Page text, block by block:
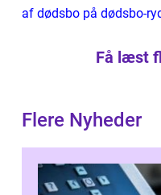
af dødsbo på dødsbo-
Få læst
Flere Nyheder